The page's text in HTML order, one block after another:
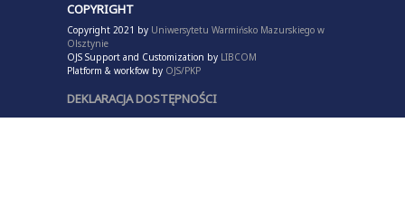
COPYRIGHT
Copyright 2021 by Uniwersytetu Warmińsko Mazurskiego w
Olsztynie
OJS Support and Customization by LIBCOM
Platform & workfow by OJS/PKP
DEKLARACJA DOSTĘPNOŚCI